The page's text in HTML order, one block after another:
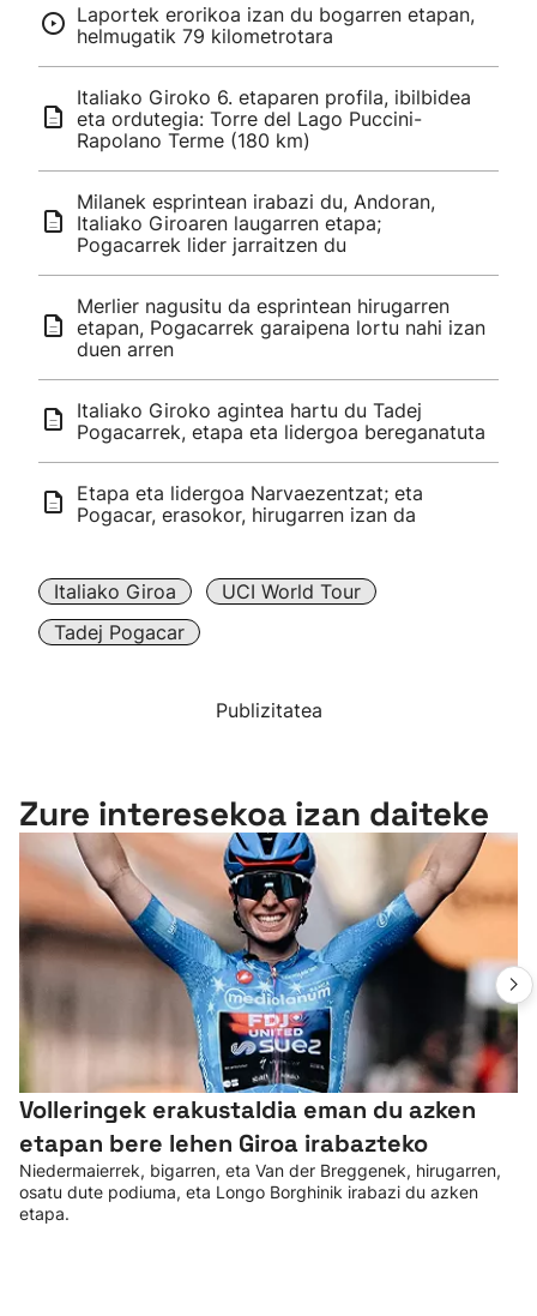
Laportek erorikoa izan du bogarren etapan,
helmugatik 79 kilometrotara
Italiako Giroko 6. etaparen profila, ibilbidea
eta ordutegia: Torre del Lago Puccini-
Rapolano Terme (180 km)
Milanek esprintean irabazi du, Andoran,
Italiako Giroaren laugarren etapa;
Pogacarrek lider jarraitzen du
Merlier nagusitu da esprintean hirugarren
etapan, Pogacarrek garaipena lortu nahi izan
duen arren
Italiako Giroko agintea hartu du Tadej
Pogacarrek, etapa eta lidergoa bereganatuta
Etapa eta lidergoa Narvaezentzat; eta
Pogacar, erasokor, hirugarren izan da
Italiako Giroa
UCI World Tour
Tadej Pogacar
Publizitatea
Zure interesekoa izan daiteke
Volleringek erakustaldia eman du azken
etapan bere lehen Giroa irabazteko
Niedermaierrek, bigarren, eta Van der Breggenek, hirugarren,
osatu dute podiuma, eta Longo Borghinik irabazi du azken
etapa.